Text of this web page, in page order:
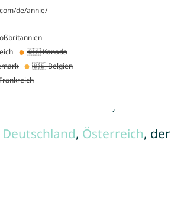
Deutschland, Österreich, der